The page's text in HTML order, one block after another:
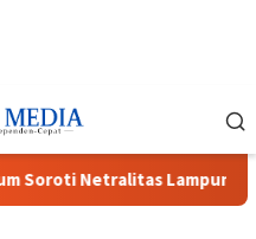
Netralitas Lampung dan